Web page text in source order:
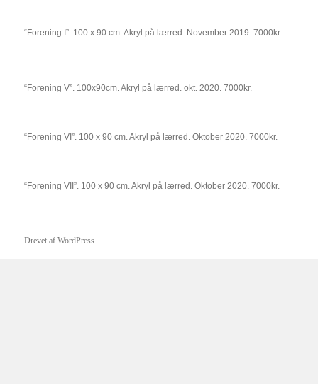
“Forening I”. 100 x 90 cm. Akryl på lærred. November 2019. 7000kr.
“Forening V”. 100x90cm. Akryl på lærred. okt. 2020. 7000kr.
“Forening VI”. 100 x 90 cm. Akryl på lærred. Oktober 2020. 7000kr.
“Forening VII”. 100 x 90 cm. Akryl på lærred. Oktober 2020. 7000kr.
Drevet af WordPress